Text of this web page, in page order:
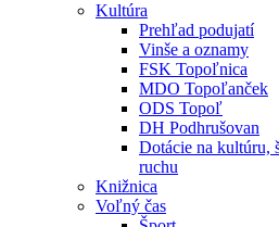
Kultúra
Prehľad podujatí
Vinše a oznamy
FSK Topoľnica
MDO Topoľanček
ODS Topoľ
DH Podhrušovan
Dotácie na kultúru,
ruchu
Knižnica
Voľný čas